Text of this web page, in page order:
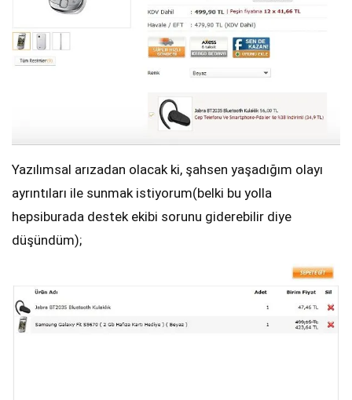
Yazılımsal arızadan olacak ki, şahsen yaşadığım olayı
ayrıntıları ile sunmak istiyorum(belki bu yolla
hepsiburada destek ekibi sorunu giderebilir diye
düşündüm);